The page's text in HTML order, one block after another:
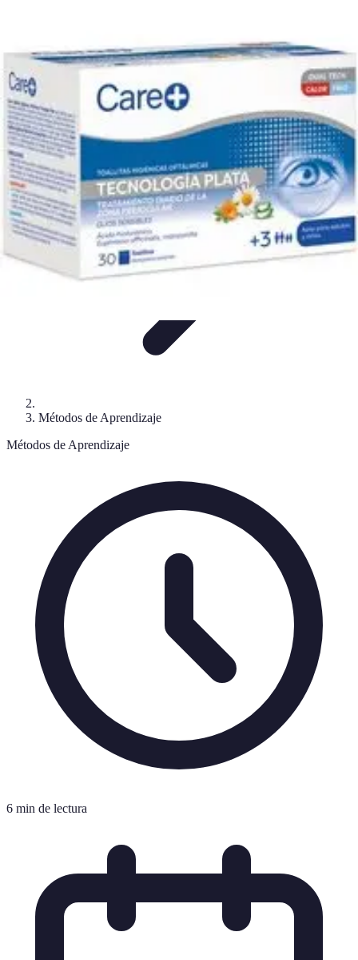
Aprendizaje de Idiomas
Formación en Español
Métodos de Aprendizaje
Métodos de Aprendizaje
6 min de lectura